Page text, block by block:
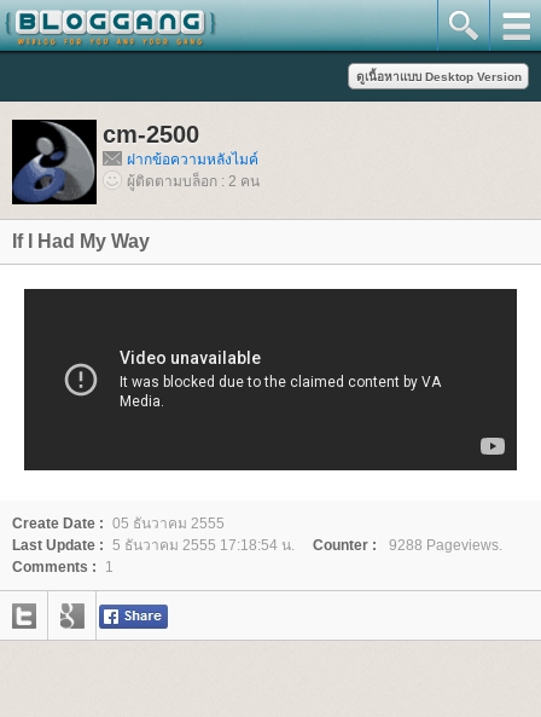
cm-2500
ฝากข้อความหลังไมค์
ผู้ติดตามบล็อก : 2 คน
If I Had My Way
Create Date : 05 ธันวาคม 2555
Last Update : 5 ธันวาคม 2555 17:18:54 น. Counter :
9288 Pageviews.
Comments :
1